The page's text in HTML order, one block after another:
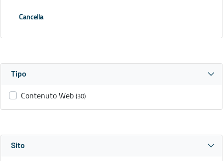
Cancella
Tipo
Contenuto Web (30)
Sito